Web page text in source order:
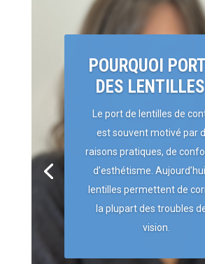
POURQUOI
DES
Le port de lentilles de
est souvent motivé par
raisons pratiques, de
d’esthétisme.
lentilles permettent de
la plupart des troubles
vision.